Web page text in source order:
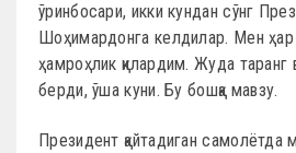
ўринбосари, икки кундан сўнг
Шоҳимардонга келдилар. Мен ҳар
ҳамроҳлик қилардим. Жуда таранг
берди, ўша куни. Бу бошқа мавзу.
Президент қайтадиган